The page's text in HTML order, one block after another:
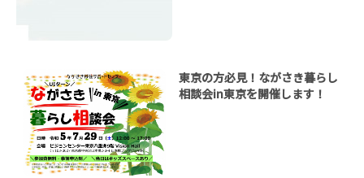
東京の方必見！ながさき暮らし
相談会in東京を開催します！